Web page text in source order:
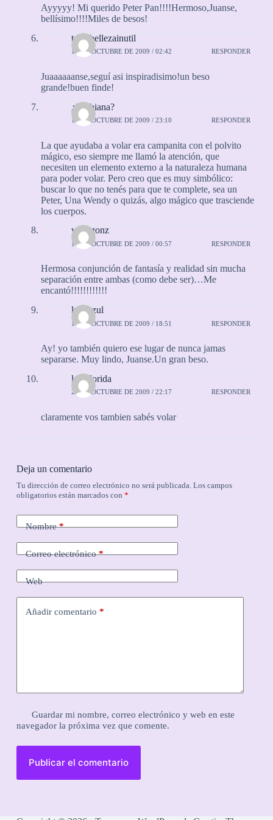
Ayyyyy! Mi querido Peter Pan!!!!Hermoso,Juanse,
bellísimo!!!!Miles de besos!
tantabellezainutil
17 DE OCTUBRE DE 2009 / 02:42 RESPONDER
Juaaaaaanse,seguí asi inspiradisimo!un beso
grande!buen finde!
¿Lesbiana?
17 DE OCTUBRE DE 2009 / 23:10 RESPONDER
La que ayudaba a volar era campanita con el polvito
mágico, eso siempre me llamó la atención, que
necesiten un elemento externo a la naturaleza humana
para poder volar. Pero creo que es muy simbólico:
buscar lo que no tenés para que te complete, sea un
Peter, Una Wendy o quizás, algo mágico que trasciende
los cuerpos.
vico gonz
18 DE OCTUBRE DE 2009 / 00:57 RESPONDER
Hermosa conjunción de fantasía y realidad sin mucha
separación entre ambas (como debe ser)…Me
encantó!!!!!!!!!!!!
lunaazul
18 DE OCTUBRE DE 2009 / 18:51 RESPONDER
Ay! yo también quiero ese lugar de nunca jamas
separarse. Muy lindo, Juanse.Un gran beso.
la colorida
24 DE OCTUBRE DE 2009 / 22:17 RESPONDER
claramente vos tambien sabés volar
Deja un comentario
Tu dirección de correo electrónico no será publicada. Los campos
obligatorios están marcados con *
Nombre*
Correo electrónico*
Web
Añadir comentario *
Guardar mi nombre, correo electrónico y web en este
navegador la próxima vez que comente.
Publicar el comentario